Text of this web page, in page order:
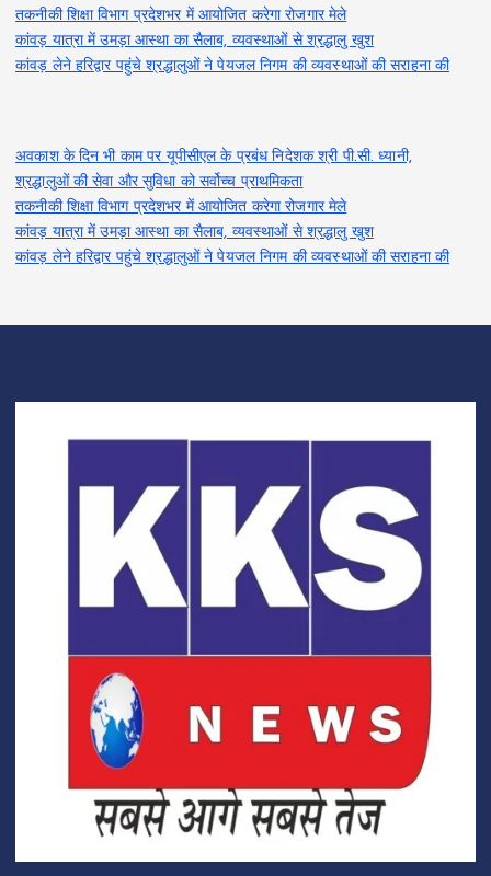
तकनीकी शिक्षा विभाग प्रदेशभर में आयोजित करेगा रोजगार मेले
कांवड़ यात्रा में उमड़ा आस्था का सैलाब, व्यवस्थाओं से श्रद्धालु खुश
कांवड़ लेने हरिद्वार पहुंचे श्रद्धालुओं ने पेयजल निगम की व्यवस्थाओं की सराहना की
अवकाश के दिन भी काम पर यूपीसीएल के प्रबंध निदेशक श्री पी.सी. ध्यानी,
श्रद्धालुओं की सेवा और सुविधा को सर्वोच्च प्राथमिकता
तकनीकी शिक्षा विभाग प्रदेशभर में आयोजित करेगा रोजगार मेले
कांवड़ यात्रा में उमड़ा आस्था का सैलाब, व्यवस्थाओं से श्रद्धालु खुश
कांवड़ लेने हरिद्वार पहुंचे श्रद्धालुओं ने पेयजल निगम की व्यवस्थाओं की सराहना की